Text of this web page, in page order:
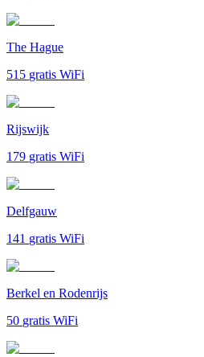
The Hague
515 gratis WiFi
Rijswijk
179 gratis WiFi
Delfgauw
141 gratis WiFi
Berkel en Rodenrijs
50 gratis WiFi